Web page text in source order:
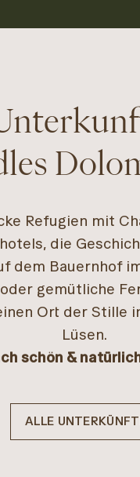
Refugien mit
die
dem Bauernhof
gemütliche
Ort der Stille
Lüsen.
schön &
ALLE